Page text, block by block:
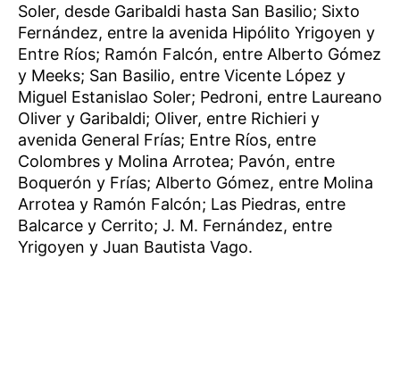
Soler, desde Garibaldi hasta San Basilio; Sixto
Fernández, entre la avenida Hipólito Yrigoyen y
Entre Ríos; Ramón Falcón, entre Alberto Gómez
y Meeks; San Basilio, entre Vicente López y
Miguel Estanislao Soler; Pedroni, entre Laureano
Oliver y Garibaldi; Oliver, entre Richieri y
avenida General Frías; Entre Ríos, entre
Colombres y Molina Arrotea; Pavón, entre
Boquerón y Frías; Alberto Gómez, entre Molina
Arrotea y Ramón Falcón; Las Piedras, entre
Balcarce y Cerrito; J. M. Fernández, entre
Yrigoyen y Juan Bautista Vago.